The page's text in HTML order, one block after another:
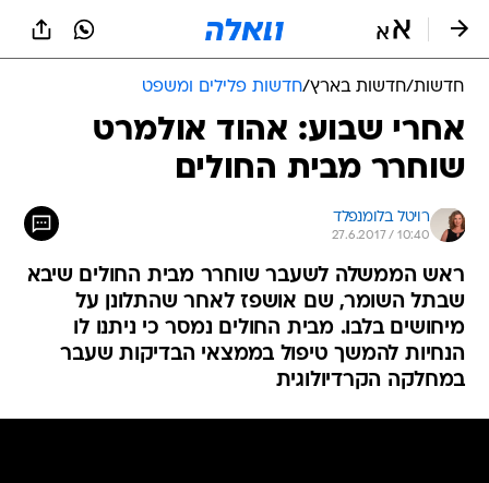
חדשות/חדשות בארץ/חדשות פלילים ומשפט
אחרי שבוע: אהוד אולמרט
שוחרר מבית החולים
רויטל בלומנפלד
27.6.2017 / 10:40
ראש הממשלה לשעבר שוחרר מבית החולים שיבא
שבתל השומר, שם אושפז לאחר שהתלונן על
מיחושים בלבו. מבית החולים נמסר כי ניתנו לו
הנחיות להמשך טיפול בממצאי הבדיקות שעבר
במחלקה הקרדיולוגית